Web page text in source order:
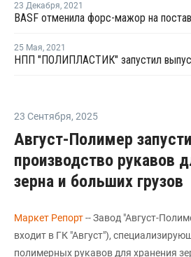
23 Декабря, 2021
BASF отменила форс-мажор на
25 Мая, 2021
23 Сентября, 2025
Август-Полимер
производство рукавов
зерна и больших грузов
Маркет Репорт-- Завод "Август-
входит в ГК "Август"),
полимерных рукавов для хранения